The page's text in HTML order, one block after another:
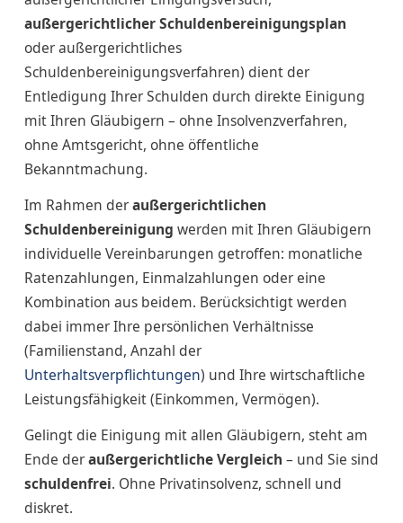
außergerichtlicher Schuldenbereinigungsplan
oder außergerichtliches
Schuldenbereinigungsverfahren) dient der
Entledigung Ihrer Schulden durch direkte Einigung
mit Ihren Gläubigern – ohne Insolvenzverfahren,
ohne Amtsgericht, ohne öffentliche
Bekanntmachung.
Im Rahmen deraußergerichtlichen
Schuldenbereinigung werden mit Ihren Gläubigern
individuelle Vereinbarungen getroffen: monatliche
Ratenzahlungen, Einmalzahlungen oder eine
Kombination aus beidem. Berücksichtigt werden
dabei immer Ihre persönlichen Verhältnisse
(Familienstand, Anzahl der
Unterhaltsverpflichtungen) und Ihre wirtschaftliche
Leistungsfähigkeit (Einkommen, Vermögen).
Gelingt die Einigung mit allen Gläubigern, steht am
Ende deraußergerichtliche Vergleich – und Sie sind
schuldenfrei. Ohne Privatinsolvenz, schnell und
diskret.